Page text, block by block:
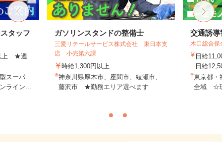
タッフ
上 ★週
スーパ
ライン...
ガソリンスタンドの整備士
三愛リテールサービス株式会社 東日本支
店 小売第六課
時給1,300円以上
神奈川県厚木市、座間市、綾瀬市、
藤沢市 ★勤務エリア選べます
交通誘導
木口総合保
日給
日給
東京都・
全域 ☆